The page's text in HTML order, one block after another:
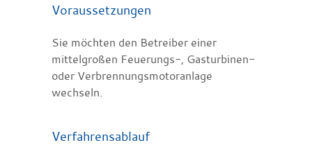
Voraussetzungen
Sie möchten den Betreiber einer
mittelgroßen Feuerungs-, Gasturbinen-
oder Verbrennungsmotoranlage
wechseln.
Verfahrensablauf